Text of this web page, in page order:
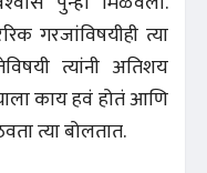
गरजांविषयीही त्या
त्यांनी अतिशय
काय हवं होतं आणि
त्या बोलतात.